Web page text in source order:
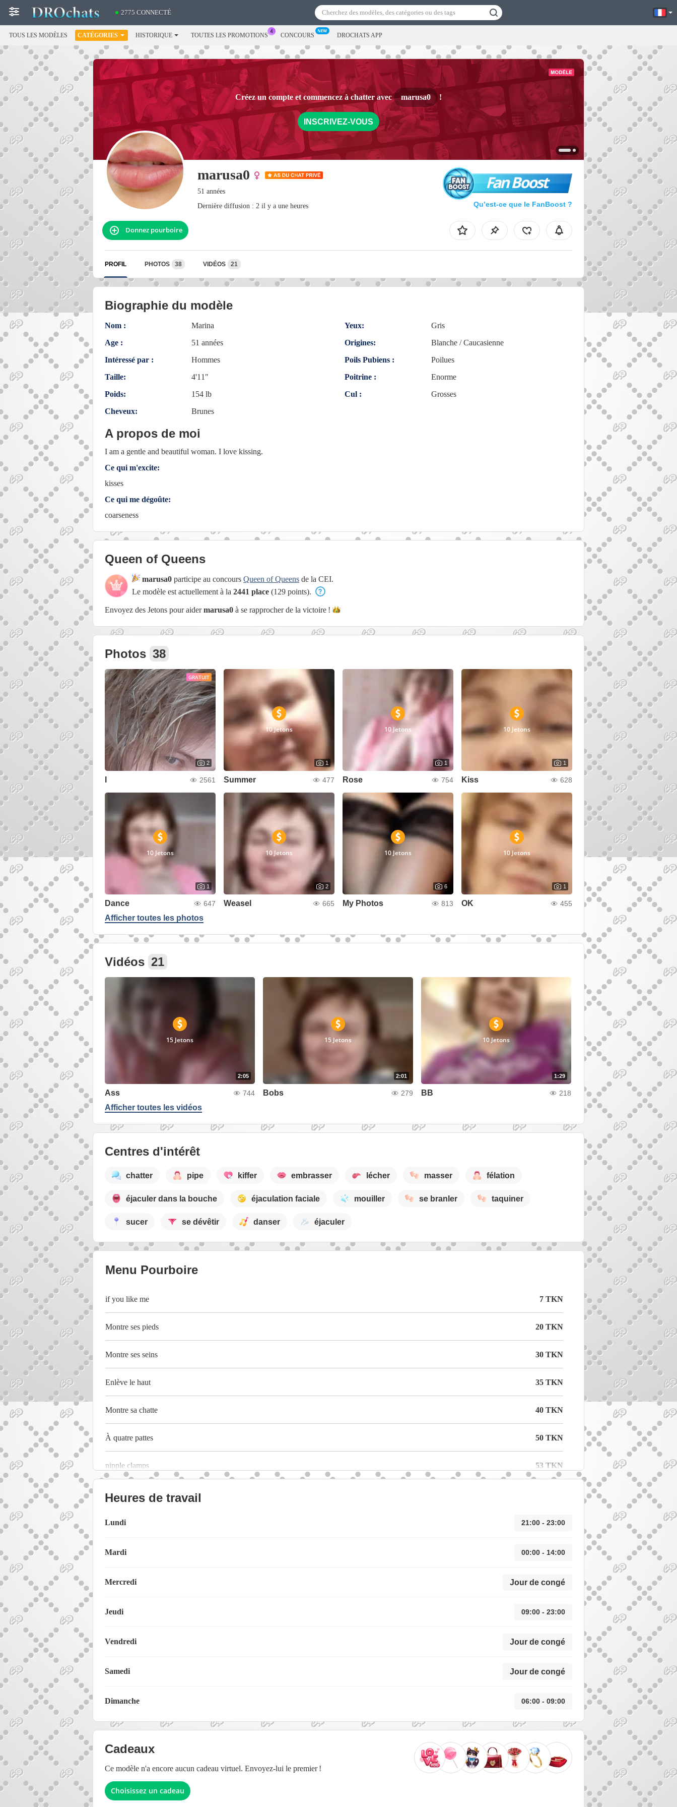
2775 CONNECTÉ
TOUS LES MODÈLES CATÉGORIES HISTORIQUE TOUTES LES PROMOTIONS CONCOURS DROCHATS APP
Créez un compte et commencez à chatter avec marusa0 !
INSCRIVEZ-VOUS
marusa0
51 années
Dernière diffusion : 2 il y a une heures
Fan Boost
Qu’est-ce que le FanBoost ?
Donnez pourboire
PROFIL PHOTOS 38 VIDÉOS 21
Biographie du modèle
Nom :
Marina
Age :
51 années
Intéressé par :
Hommes
Taille:
4'11"
Poids:
154 lb
Cheveux:
Brunes
Yeux:
Gris
Origines:
Blanche / Caucasienne
Poils Pubiens :
Poilues
Poitrine :
Enorme
Cul :
Grosses
A propos de moi
I am a gentle and beautiful woman. I love kissing.
Ce qui m'excite:
kisses
Ce qui me dégoûte:
coarseness
Queen of Queens
marusa0 participe au concours Queen of Queens de la CEI.
Le modèle est actuellement à la 2441 place (129 points).
Envoyez des Jetons pour aidermarusa0 à se rapprocher de la victoire !
Photos 38
GRATUIT
2
2561
10 Jetons
1
Summer 477
10 Jetons
1
Rose 754
10 Jetons
1
Kiss 628
10 Jetons
1
Dance 647
10 Jetons
2
Weasel 665
10 Jetons
6
My Photos 813
10 Jetons
1
OK 455
Afficher toutes les photos
Vidéos 21
2:05
15 Jetons
Ass 744
2:01
15 Jetons
Bobs 279
1:29
10 Jetons
BB 218
Afficher toutes les vidéos
Centres d'intérêt
chatter pipe kiffer embrasser lécher masser félation
éjaculer dans la bouche éjaculation faciale mouiller se branler taquiner
sucer se dévêtir danser éjaculer
Menu Pourboire
if you like me 7 TKN
Montre ses pieds 20 TKN
Montre ses seins 30 TKN
Enlève le haut 35 TKN
Montre sa chatte 40 TKN
À quatre pattes 50 TKN
nipple clamps 53 TKN
Heures de travail
Lundi 21:00 - 23:00
Mardi 00:00 - 14:00
Mercredi Jour de congé
Jeudi 09:00 - 23:00
Vendredi Jour de congé
Samedi Jour de congé
Dimanche 06:00 - 09:00
Cadeaux
Ce modèle n'a encore aucun cadeau virtuel. Envoyez-lui le premier !
Choisissez un cadeau